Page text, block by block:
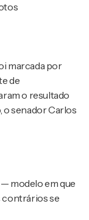
marcada por
de
o resultado
o senador Carlos
modelo em que
contrários se